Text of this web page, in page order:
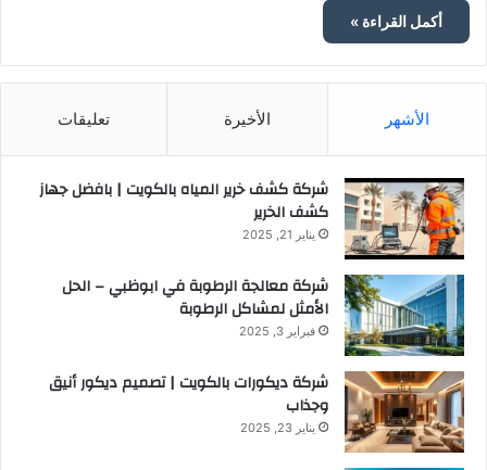
أكمل القراءة »
الأشهر الأخيرة تعليقات
شركة كشف خرير المياه بالكويت | بافضل جهاز
كشف الخرير
يناير 21, 2025
شركة معالجة الرطوبة في ابوظبي – الحل
الأمثل لمشاكل الرطوبة
فبراير 3, 2025
شركة ديكورات بالكويت | تصميم ديكور أنيق
وجذاب
يناير 23, 2025